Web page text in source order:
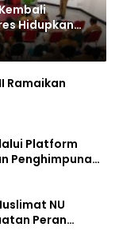
Hidupkan
Ramaikan
Platform
Penghimpunan
NU
Peran